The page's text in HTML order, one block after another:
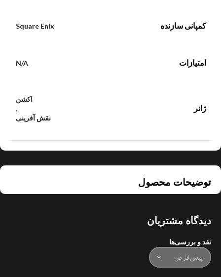
توضیحات محصول
کمپانی سازنده Square Enix
امتیازات N/A
ژانر
اکشن
,
نقش آفرینی
دیدگاه مشتریان
نقد و بررسی‌ها